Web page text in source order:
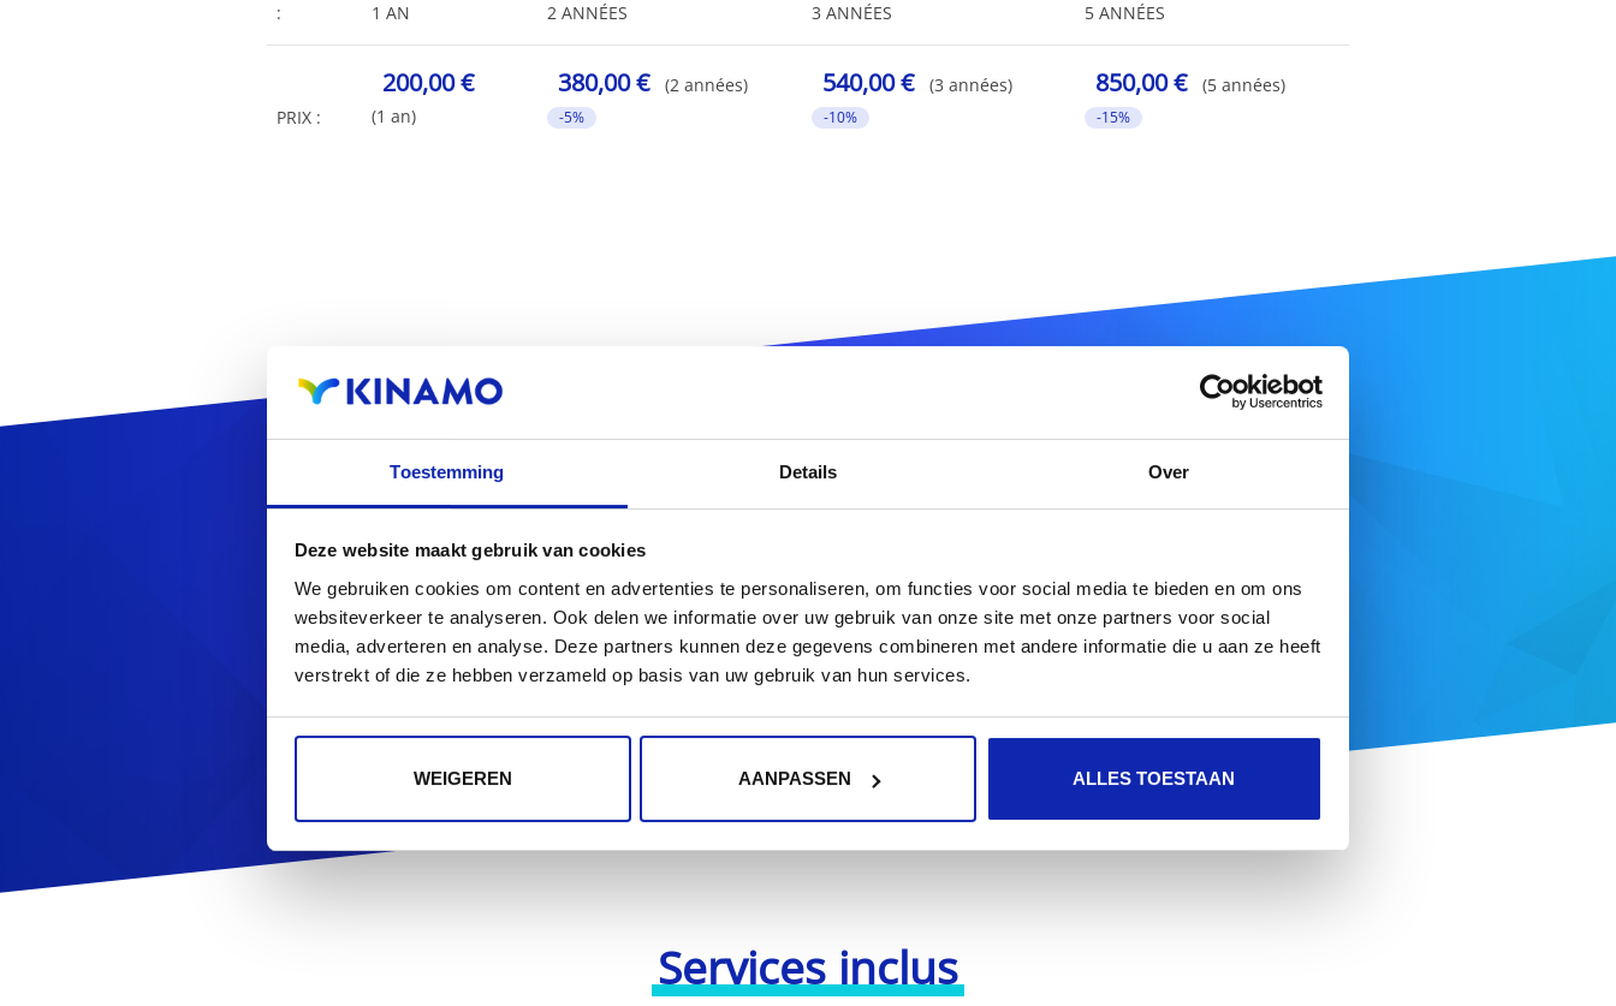
Toestemming Details Over
Deze website maakt gebruik van cookies
We gebruiken cookies om content en advertenties te personaliseren, om functies voor social media te bieden en om ons
websiteverkeer te analyseren. Ook delen we informatie over uw gebruik van onze site met onze partners voor social
media, adverteren en analyse. Deze partners kunnen deze gegevens combineren met andere informatie die u aan ze heeft
verstrekt of die ze hebben verzameld op basis van uw gebruik van hun services.
WEIGEREN AANPASSEN ALLES TOESTAAN
:
1 AN 2 ANNÉES 3 ANNÉES 5 ANNÉES
PRIX :
200,00 €
(1 an)
380,00 € (2 années)
-5%
540,00 € (3 années)
-10%
850,00 € (5 années)
-15%
Enregistrez votre nom de domaine.co.jp.
Vous cherchez d'autres extensions de noms de domaine ? Découvrez notre offre complète ici
Services inclus